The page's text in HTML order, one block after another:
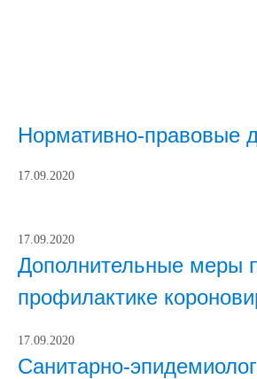
Нормативно-правовые
17.09.2020
17.09.2020
Дополнительные меры
профилактике
17.09.2020
Санитарно-